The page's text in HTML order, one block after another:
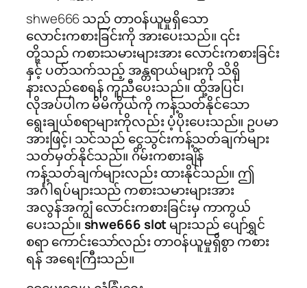
shwe666 သည် တာဝန်ယူမှုရှိသော
လောင်းကစားခြင်းကို အားပေးသည်။ ၎င်း
တို့သည် ကစားသမားများအား လောင်းကစားခြင်း
နှင့် ပတ်သက်သည့် အန္တရာယ်များကို သိရှိ
နားလည်စေရန် ကူညီပေးသည်။ ထို့အပြင်၊
လိုအပ်ပါက မိမိကိုယ်ကို ကန့်သတ်နိုင်သော
ရွေးချယ်စရာများကိုလည်း ပံ့ပိုးပေးသည်။ ဥပမာ
အားဖြင့်၊ သင်သည် ငွေသွင်းကန့်သတ်ချက်များ
သတ်မှတ်နိုင်သည်။ ဂိမ်းကစားချိန်
ကန့်သတ်ချက်များလည်း ထားနိုင်သည်။ ဤ
အင်္ဂါရပ်များသည် ကစားသမားများအား
အလွန်အကျွံ လောင်းကစားခြင်းမှ ကာကွယ်
ပေးသည်။ shwe666 slotများသည် ပျော်ရွှင်
စရာ ကောင်းသော်လည်း တာဝန်ယူမှုရှိစွာ ကစား
ရန် အရေးကြီးသည်။